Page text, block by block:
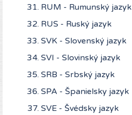
RUM - Rumunský jazyk
RUS - Ruský jazyk
SVK - Slovenský jazyk
SVI - Slovinský jazyk
SRB - Srbský jazyk
SPA - Španielsky jazyk
SVE - Švédsky jazyk